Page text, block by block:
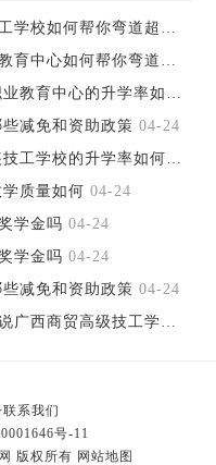
减免和资助政策 04-24
质量如何 04-24
学金吗 04-24
学金吗 04-24
减免和资助政策 04-24
系我们
号-11
版权所有 网站地图